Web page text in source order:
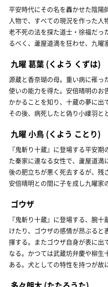
平安時代にその名を轟かせた陰陽
人物で、すべての現況を作った
老不死の法を探た道士・徐福だっ
るべく、蘆屋道満を狂わせ、九曜
九曜 葛葉 (くよう くずは)
源蔵と香奈瑚の母。重い病に罹っ
使いの能力を得た。安倍晴明のお
かかることを知り、十蔵の夢に出
その後、病死したと偽り小縷羽と
九曜 小鳥 (くよう ことり)
『鬼斬り十蔵』に登場する平安
た秦家に連なる女性で、蘆屋道
後の肥立ちが悪く死去するが、残
安倍晴明との間に子を成し九曜家
ゴウザ
『鬼斬り十蔵』に登場する、腕
けたり、ゴウザの感情が昂ぶる
揮する。またゴウザ自身が表に出
なる。かつては武蔵坊弁慶や柳生
ある。犬としての特性を持つが故